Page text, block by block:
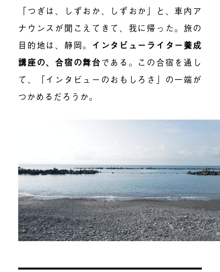
「つぎは、しずおか、しずおか」と、車内ア
ナウンスが聞こえてきて、我に帰った。旅の
目的地は、静岡。 インタビューライター養成
講座の、合宿の舞台である。この合宿を通し
て、「インタビューのおもしろさ」の一端が
つかめるだろうか。